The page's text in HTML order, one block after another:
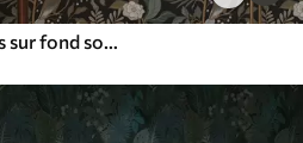
Oiseaux parmi les branches sur fond sombre